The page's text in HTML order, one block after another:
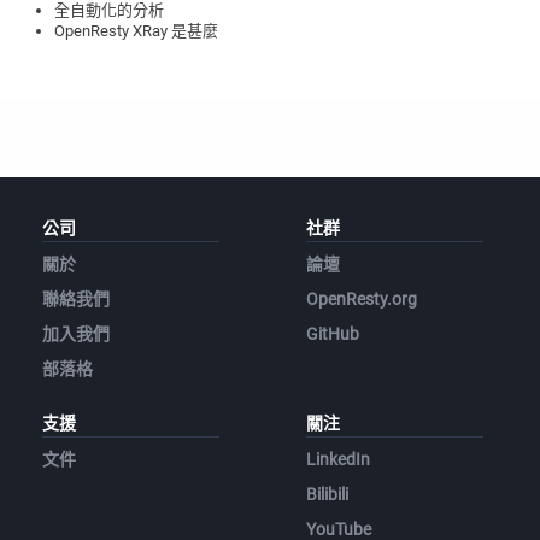
全自動化的分析
OpenResty XRay 是甚麼
公司
關於
聯絡我們
加入我們
部落格
社群
論壇
OpenResty.org
GitHub
支援
文件
關注
LinkedIn
Bilibili
YouTube